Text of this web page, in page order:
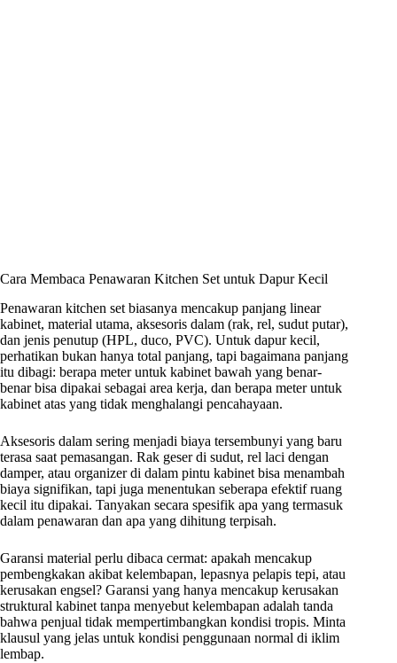
Cara Membaca Penawaran Kitchen Set untuk Dapur Kecil
Penawaran kitchen set biasanya mencakup panjang linear
kabinet, material utama, aksesoris dalam (rak, rel, sudut putar),
dan jenis penutup (HPL, duco, PVC). Untuk dapur kecil,
perhatikan bukan hanya total panjang, tapi bagaimana panjang
itu dibagi: berapa meter untuk kabinet bawah yang benar-
benar bisa dipakai sebagai area kerja, dan berapa meter untuk
kabinet atas yang tidak menghalangi pencahayaan.
Aksesoris dalam sering menjadi biaya tersembunyi yang baru
terasa saat pemasangan. Rak geser di sudut, rel laci dengan
damper, atau organizer di dalam pintu kabinet bisa menambah
biaya signifikan, tapi juga menentukan seberapa efektif ruang
kecil itu dipakai. Tanyakan secara spesifik apa yang termasuk
dalam penawaran dan apa yang dihitung terpisah.
Garansi material perlu dibaca cermat: apakah mencakup
pembengkakan akibat kelembapan, lepasnya pelapis tepi, atau
kerusakan engsel? Garansi yang hanya mencakup kerusakan
struktural kabinet tanpa menyebut kelembapan adalah tanda
bahwa penjual tidak mempertimbangkan kondisi tropis. Minta
klausul yang jelas untuk kondisi penggunaan normal di iklim
lembap.